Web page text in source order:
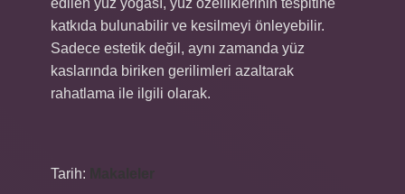
edilen yüz yogası, yüz özelliklerinin tespitine
katkıda bulunabilir ve kesilmeyi önleyebilir.
Sadece estetik değil, aynı zamanda yüz
kaslarında biriken gerilimleri azaltarak
rahatlama ile ilgili olarak.
Tarih: